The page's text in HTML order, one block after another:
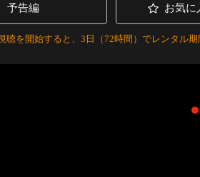
予告編 お気に
を開始すると、3日（72時間）でレンタル期